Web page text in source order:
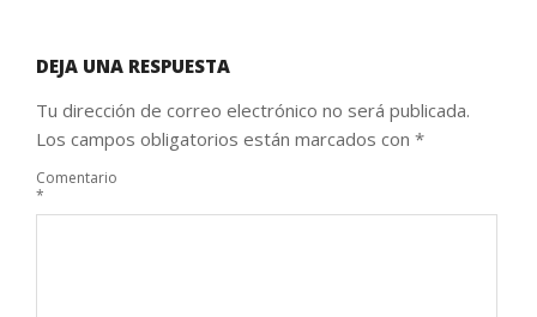
DEJA UNA RESPUESTA
Tu dirección de correo electrónico no será publicada.
Los campos obligatorios están marcados con *
Comentario
*